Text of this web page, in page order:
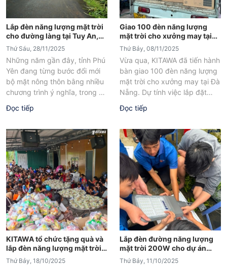
Lắp đèn năng lượng mặt trời
cho đường làng tại Tuy An,
Phú Yên
Thứ Sáu, 28/11/2025
Những năm gần đây, tỉnh Phú
Yên đang từng bước đổi mới
bộ mặt nông thôn bằng nhiều
chương trình ý nghĩa, trong đó
nổi bật...
Đọc tiếp
Giao 100 đèn năng lượng
mặt trời cho xưởng may tại
Đà Nẵng
Thứ Bảy, 08/11/2025
Vừa qua, KITAWA đã tiến hành
bàn giao 100 đèn năng lượng
mặt trời cho xưởng may tại Đà
Nẵng. Dự tính việc lắp đặt
Đọc tiếp
KITAWA tổ chức tặng quà và
lắp đèn năng lượng mặt trời
tại Nhà thờ giáo họ Phan Sơn
Thứ Bảy, 18/10/2025
Lắp đèn đường năng lượng
mặt trời 200W cho dự án
đường nông thôn tại Đồng
Thứ Bảy, 11/10/2025